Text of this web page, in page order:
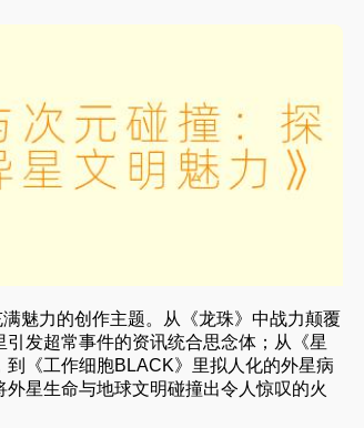
魅力的创作主题。从《龙珠》中战力颠覆
发超常事件的资讯统合思念体；从《星
《工作细胞BLACK》里拟人化的外星病
星生命与地球文明碰撞出令人惊叹的火